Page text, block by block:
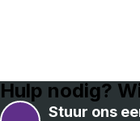
Hulp nodig?
Stuur ons